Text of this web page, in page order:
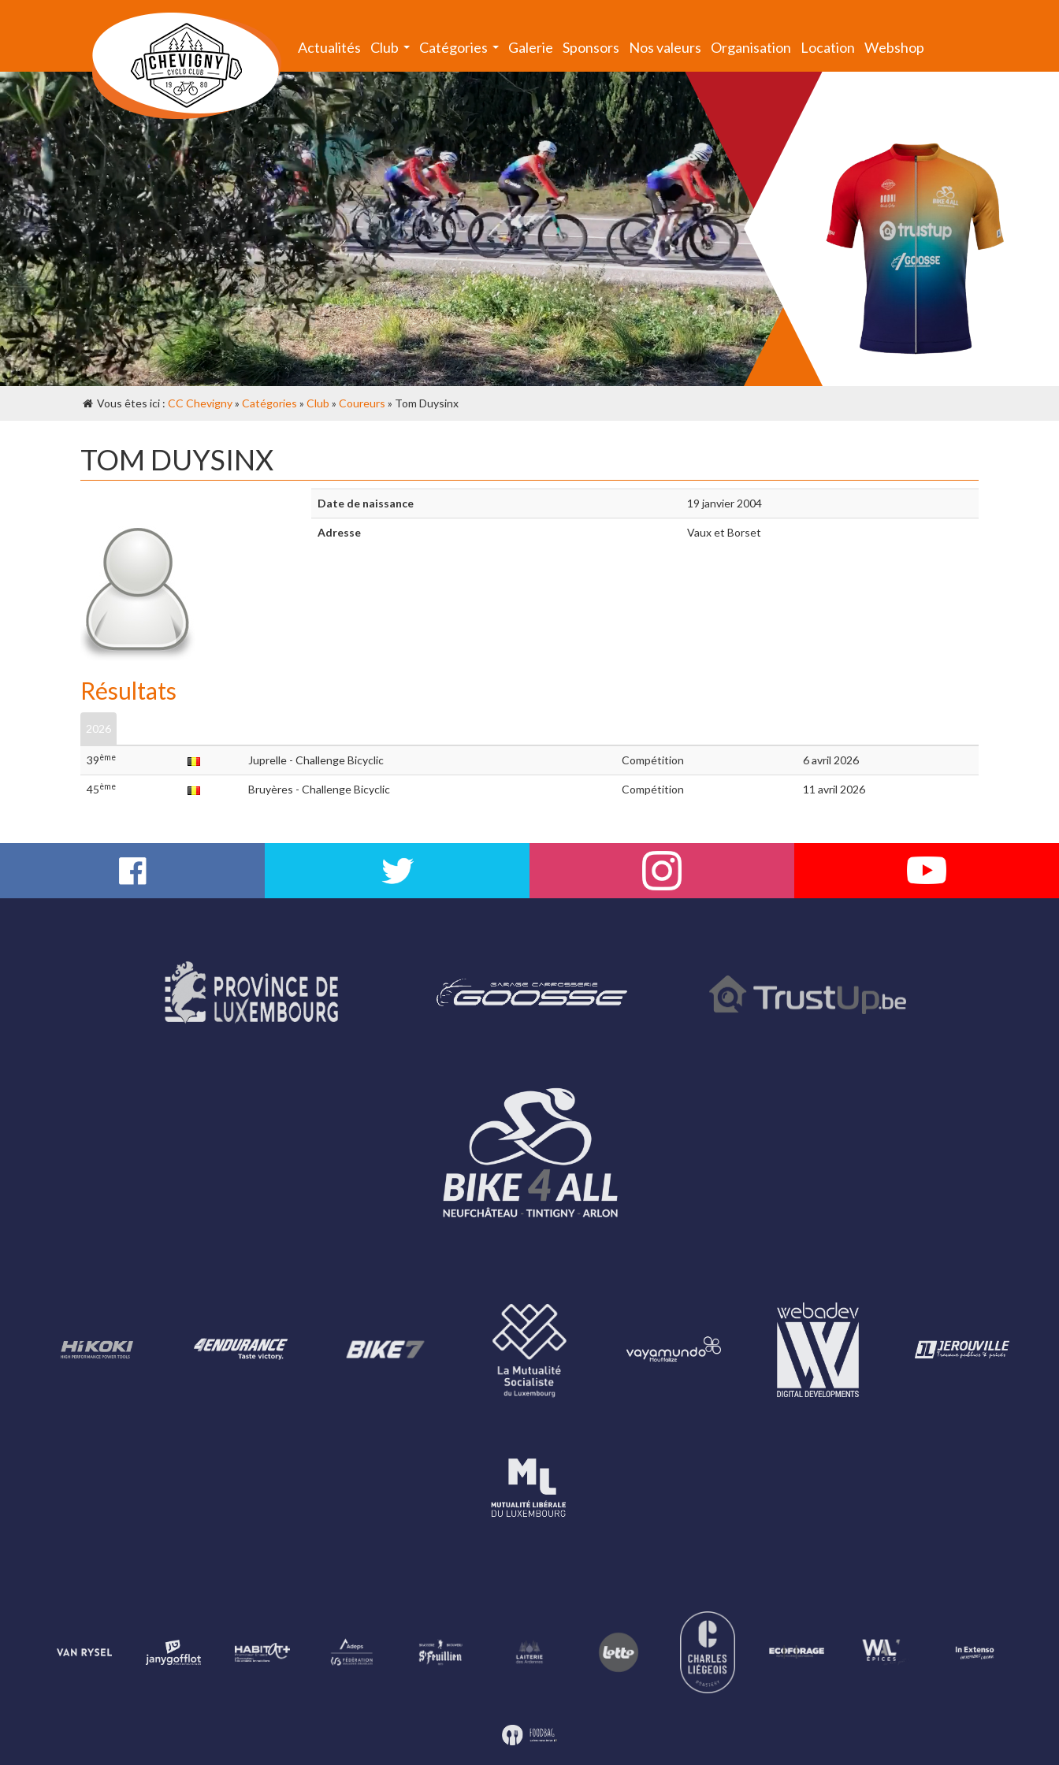
Actualités Club Catégories Galerie Sponsors Nos valeurs Organisation Location Webshop
Vous êtes ici : CC Chevigny» Catégories » Club » Coureurs » Tom Duysinx
TOM DUYSINX
Date de naissance 19 janvier 2004
Adresse Vaux et Borset
Résultats
2026
39ème Juprelle - Challenge Bicyclic Compétition 6 avril 2026
45ème Bruyères - Challenge Bicyclic Compétition 11 avril 2026